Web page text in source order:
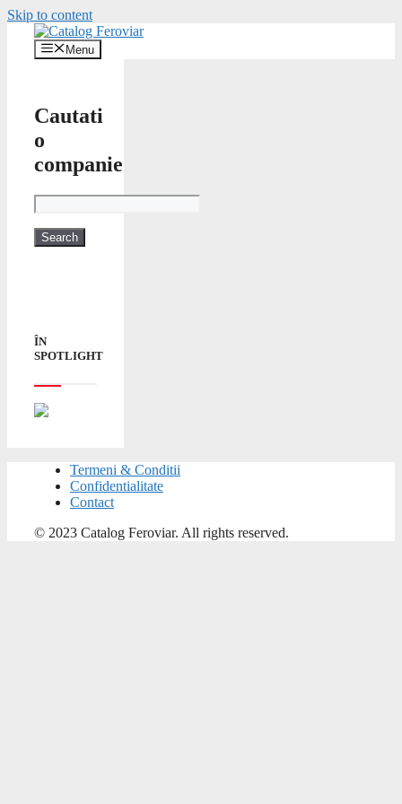
Skip to content
Menu
Cautati
o
companie
ÎN
SPOTLIGHT
Termeni & Conditii
Confidentialitate
Contact
© 2023 Catalog Feroviar. All rights reserved.